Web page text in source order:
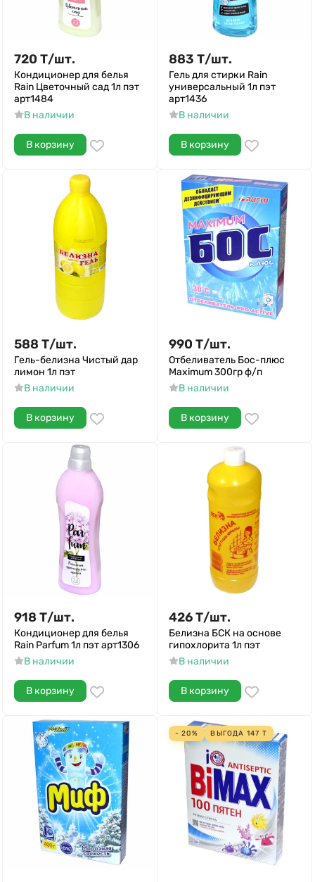
720 Т/шт.
Кондиционер для белья
Rain Цветочный сад 1л пэт
арт1484
В наличии
В корзину
883 Т/шт.
Гель для стирки Rain
универсальный 1л пэт
арт1436
В наличии
В корзину
588 Т/шт.
Гель-белизна Чистый дар
лимон 1л пэт
В наличии
В корзину
990 Т/шт.
Отбеливатель Бос-плюс
Maximum 300гр ф/п
В наличии
В корзину
918 Т/шт.
Кондиционер для белья
Rain Parfum 1л пэт арт1306
В наличии
В корзину
426Т/шт.
Белизна БСК на основе
гипохлорита 1л пэт
В наличии
В корзину
- 20% ВЫГОДА 147 Т